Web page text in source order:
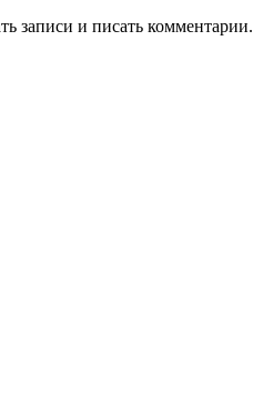
записи и писать комментарии.